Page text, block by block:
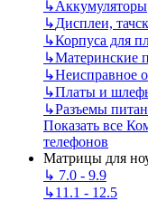
↳Аккумуляторы
↳Дисплеи,
↳Корпуса для
↳Материнские
↳Неисправное
↳Платы и
↳Разъемы
Показать все
телефонов
Матрицы для
↳ 7.0 - 9.9
↳11.1 - 12.5